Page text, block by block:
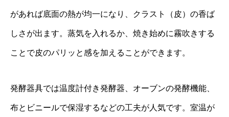
があれば底面の熱が均一になり、クラスト（皮）の香ば
しさが出ます。蒸気を入れるか、焼き始めに霧吹きする
ことで皮のパリッと感を加えることができます。
発酵器具では温度計付き発酵器、オーブンの発酵機能、
布とビニールで保湿するなどの工夫が人気です。室温が